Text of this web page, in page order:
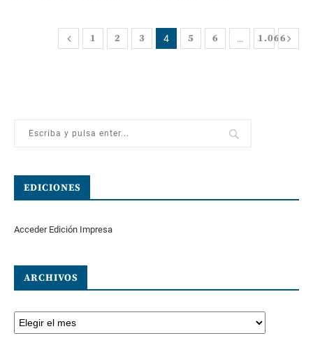
1 2 3 4 5 6 … 1.066
EDICIONES
Acceder Edición Impresa
ARCHIVOS